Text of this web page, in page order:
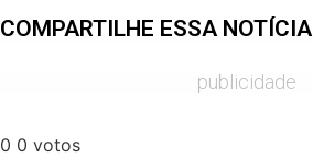
COMPARTILHE ESSA NOTÍCIA
publicidade
0 0 votos